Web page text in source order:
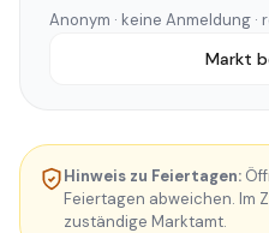
Anonym · keine Anmeldung
Markt
Hinweis zu Feiertagen:
Feiertagen abweichen. Im
zuständige Marktamt.